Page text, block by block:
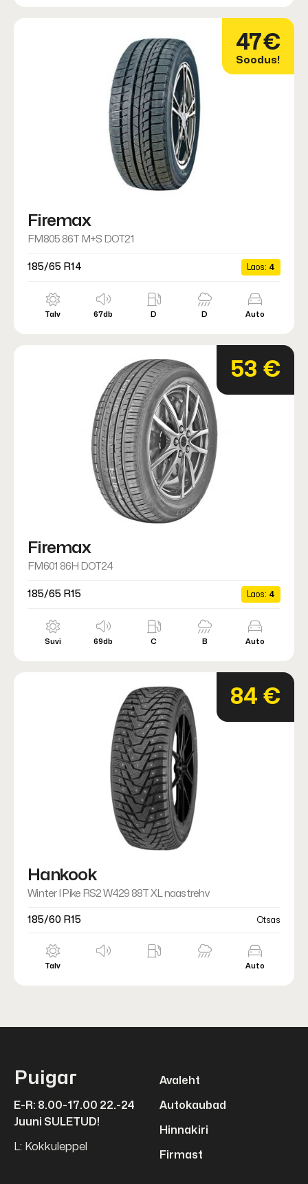
47€
Soodus!
Firemax
FM805 86T M+S DOT21
185/65 R14 Laos: 4
Talv 67db D D Auto
53 €
Firemax
FM601 86H DOT24
185/65 R15 Laos: 4
Suvi 69db C B Auto
84 €
Hankook
Winter I Pike RS2 W429 88T XL naastrehv
185/60 R15 Otsas
Talv Auto
Puigar
E-R: 8.00-17.00 22.-24
Juuni SULETUD!
L: Kokkuleppel
Avaleht
Autokaubad
Hinnakiri
Firmast